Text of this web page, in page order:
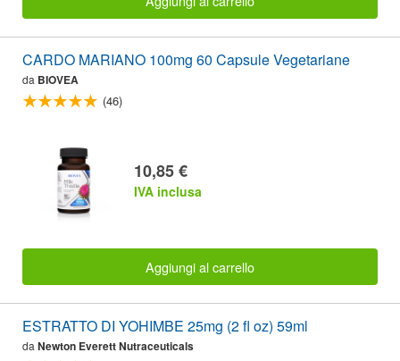
CARDO MARIANO 100mg 60 Capsule Vegetariane
da BIOVEA
(46)
10,85 €
IVA inclusa
Aggiungi al carrello
ESTRATTO DI YOHIMBE 25mg (2 fl oz) 59ml
da Newton Everett Nutraceuticals